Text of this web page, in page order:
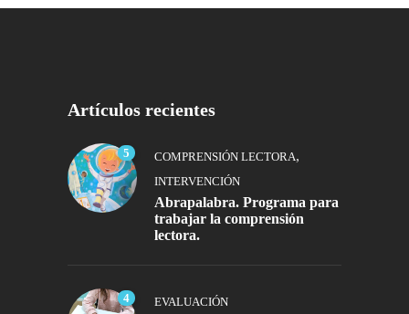
Artículos recientes
5 COMPRENSIÓN LECTORA,
INTERVENCIÓN
Abrapalabra. Programa para
trabajar la comprensión
lectora.
4 EVALUACIÓN